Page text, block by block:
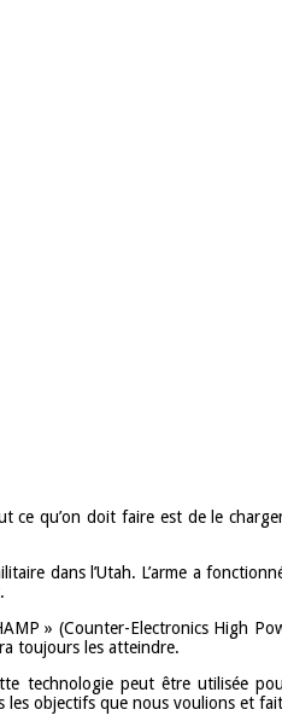
ce qu’on doit faire est de le
dans l’Utah. L’arme a
» (Counter-Electronics High
toujours les atteindre.
technologie peut être utilisée
objectifs que nous voulions et